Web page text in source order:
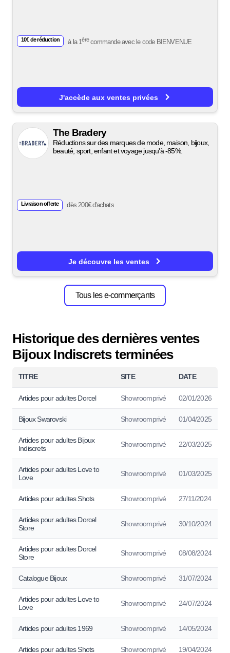
10€ de réduction à la 1èrecommande avec le code BIENVENUE
J'accède aux ventes privées
The Bradery
Réductions sur des marques de mode, maison, bijoux,
beauté, sport, enfant et voyage jusqu'à -85%.
Livraison offerte dès 200€ d'achats
Je découvre les ventes
Tous les e-commerçants
Historique des dernières ventes
Bijoux Indiscrets terminées
TITRE SITE DATE
Articles pour adultes Dorcel Showroomprivé 02/01/2026
Bijoux Swarovski Showroomprivé 01/04/2025
Articles pour adultes Bijoux
Indiscrets
Showroomprivé 22/03/2025
Articles pour adultes Love to
Love
Showroomprivé 01/03/2025
Articles pour adultes Shots Showroomprivé 27/11/2024
Articles pour adultes Dorcel
Store
Showroomprivé 30/10/2024
Articles pour adultes Dorcel
Store
Showroomprivé 08/08/2024
Catalogue Bijoux Showroomprivé 31/07/2024
Articles pour adultes Love to
Love
Showroomprivé 24/07/2024
Articles pour adultes 1969 Showroomprivé 14/05/2024
Articles pour adultes Shots Showroomprivé 19/04/2024